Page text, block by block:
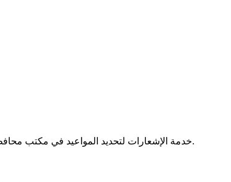
خدمة الإشعارات لتحديد المواعيد في مكتب محافظة يور ولور متاحة الآن. تتيح هذه الخدمة المبتكرة للمستخدمين تلقي إشعارات فورية عبر البريد الإلكتروني والرسائل النصية القصيرة بمجرد فتح مواعيد.